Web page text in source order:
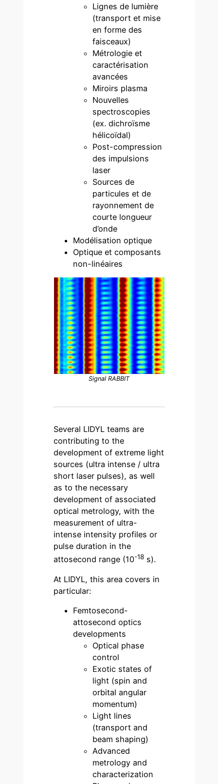
Lignes de lumière
(transport et mise
en forme des
faisceaux)
Métrologie et
caractérisation
avancées
Miroirs plasma
Nouvelles
spectroscopies
(ex. dichroïsme
hélicoïdal)
Post-compression
des impulsions
laser
Sources de
particules et de
rayonnement de
courte longueur
d’onde
Modélisation optique
Optique et composants
non-linéaires
Signal RABBIT
Several LIDYL teams are
contributing to the
development of extreme light
sources (ultra intense / ultra
short laser pulses), as well
as to the necessary
development of associated
optical metrology, with the
measurement of ultra-
intense intensity profiles or
pulse duration in the
attosecond range (10-18 s).
At LIDYL, this area covers in
particular:
Femtosecond-
attosecond optics
developments
Optical phase
control
Exotic states of
light (spin and
orbital angular
momentum)
Light lines
(transport and
beam shaping)
Advanced
metrology and
characterization